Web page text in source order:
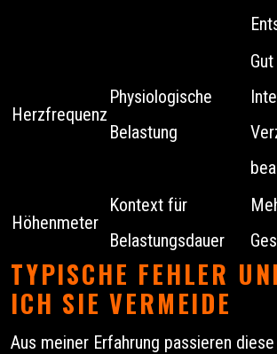
Herzfrequenz
Physiologische
Belastung
Höhenmeter
Kontext für
Belastungsdauer
TYPISCHE FEHLER
ICH SIE VERMEIDE
Aus meiner Erfahrung passieren